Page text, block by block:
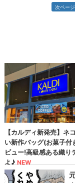
次ページ